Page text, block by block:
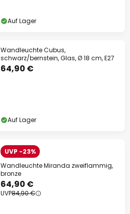
Auf Lager
Wandleuchte Cubus,
schwarz/bernstein, Glas, Ø 18 cm, E27
64,90 €
Auf Lager
UVP -23%
Wandleuchte Miranda zweiflammig,
bronze
64,90 €
UVP84,90 €